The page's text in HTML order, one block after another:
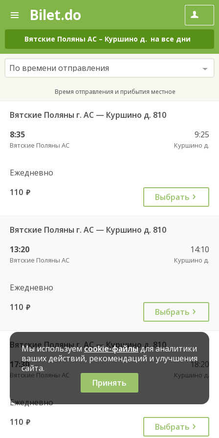
—
Поиск
и
покупка
билетов
на
автобус
онлайн
Bilet.do
Вятские Поляны АС – Куршино д. на все дни
По времени отправления
Время отправления и прибытия местное
Вятские Поляны г. АС — Куршино д. 810
8:35
Вятские Поляны АС
9:25
Куршино д.
Ежедневно
110 руб. Выбрать
Вятские Поляны г. АС — Куршино д. 810
13:20
Вятские Поляны АС
14:10
Куршино д.
Ежедневно
110 руб. Выбрать
Вятские Поляны г. АС — Куршино д. 810
17:30
Вятские Поляны АС
18:20
Куршино д.
Ежедневно
110 руб. Выбрать
Мы используемcookie-файлыдля аналитики
ваших действий, рекомендаций и улучшения
сайта.
Принять